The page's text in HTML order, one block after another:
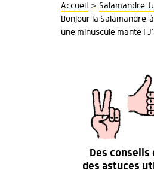
Accueil > Salamandre
Bonjour la Salamandre,
une minuscule mante !
Des conseils
des astuces